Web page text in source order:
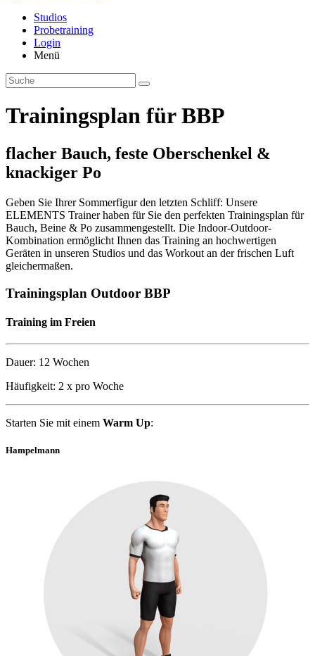
Studios
Probe­training
Login
Menü
Trainingsplan für BBP
flacher Bauch, feste Oberschenkel &
knackiger Po
Geben Sie Ihrer Sommerfigur den letzten Schliff: Unsere
ELEMENTS Trainer haben für Sie den perfekten Trainingsplan für
Bauch, Beine & Po zusammengestellt. Die Indoor-Outdoor-
Kombination ermöglicht Ihnen das Training an hochwertigen
Geräten in unseren Studios und das Workout an der frischen Luft
gleichermaßen.
Trainingsplan Outdoor BBP
Training im Freien
Dauer: 12 Wochen
Häufigkeit: 2 x pro Woche
Starten Sie mit einem Warm Up:
Hampelmann